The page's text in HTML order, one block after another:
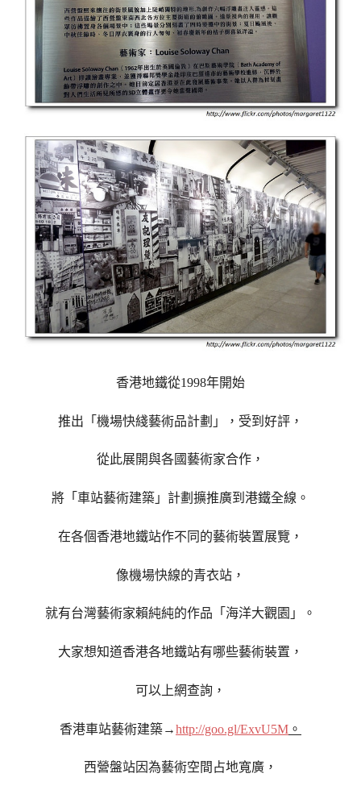
香港地鐵從1998年開始
推出「機場快綫藝術品計劃」，受到好評，
從此展開與各國藝術家合作，
將 「車站藝術建築」計劃擴推廣到港鐵全線。
在各個香港地鐵站作不同的藝術裝置展覽，
像機場快線的青衣站，
就有台灣藝術家賴純純的作品「海洋大觀園」。
大家想知道香港各地鐵站有哪些藝術裝置，
可以上網查詢，
香港車站藝術建築→http://goo.gl/ExvU5M 。
西營盤站因為藝術空間占地寬廣，